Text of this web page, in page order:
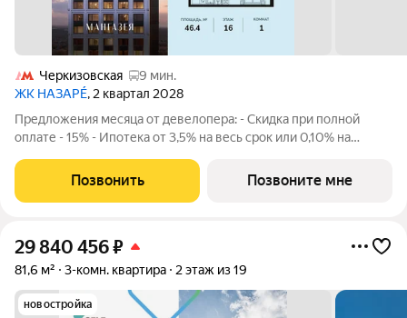
Черкизовская
9 мин.
ЖК НАЗАРÉ, 2 квартал 2028
Предложения месяца от девелопера: - Скидка при полной
оплате - 15% - Ипотека от 3,5% на весь срок или 0,10% на
проживанием на время строительства дома Просторная 1-
комнатная квартира. Общая площадь -
Позвонить Позвоните мне
29 840 456₽
81,6 м² 3-комн. квартира 2 этаж из 19
новостройка